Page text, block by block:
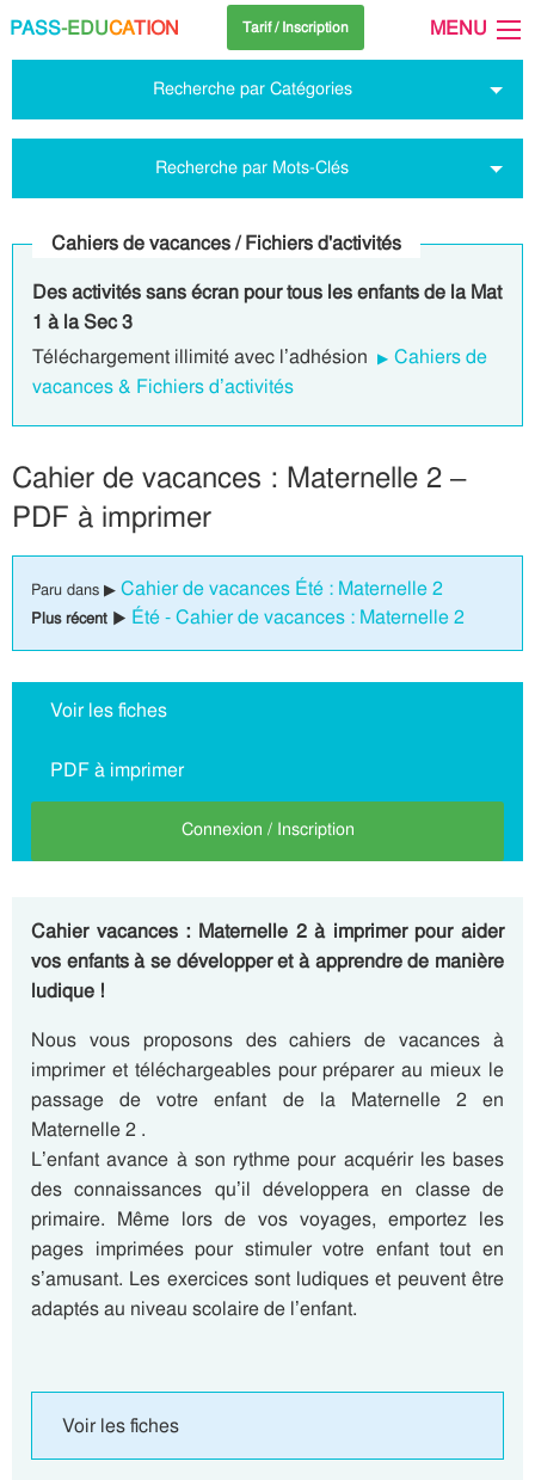
PASS-EDUCATION Tarif / Inscription MENU
Recherche par Catégories
Recherche par Mots-Clés
Cahiers de vacances / Fichiers d'activités
Des activités sans écran pour tous les enfants de la Mat
1 à la Sec 3
Téléchargement illimité avec l’adhésion
Cahiers de
vacances & Fichiers d’activités
Cahier de vacances : Maternelle 2 –
PDF à imprimer
Paru dans ▶ Cahier de vacances Été : Maternelle 2
Plus récent ▶ Été - Cahier de vacances : Maternelle 2
Voir les fiches
PDF à imprimer
Connexion / Inscription
Cahier vacances : Maternelle 2 à imprimer pour aider
vos enfants à se développer et à apprendre de manière
ludique !
Nous vous proposons des cahiers de vacances à
imprimer et téléchargeables pour préparer au mieux le
passage de votre enfant de la Maternelle 2 en
Maternelle 2 .
L’enfant avance à son rythme pour acquérir les bases
des connaissances qu’il développera en classe de
primaire. Même lors de vos voyages, emportez les
pages imprimées pour stimuler votre enfant tout en
s’amusant. Les exercices sont ludiques et peuvent être
adaptés au niveau scolaire de l’enfant.
Voir les fiches